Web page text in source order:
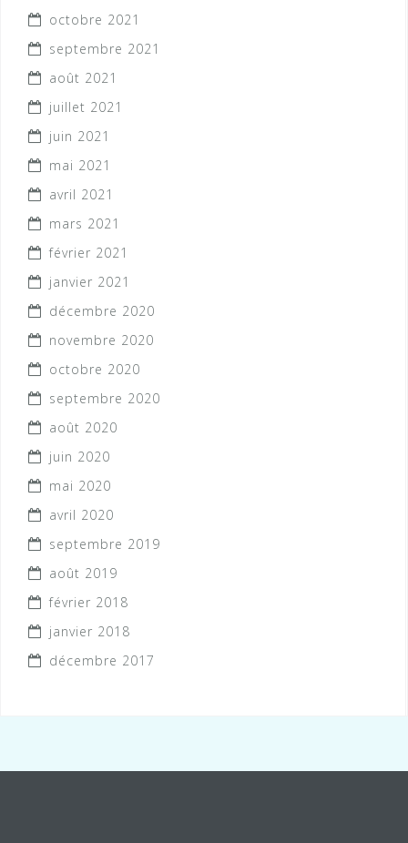
octobre 2021
septembre 2021
août 2021
juillet 2021
juin 2021
mai 2021
avril 2021
mars 2021
février 2021
janvier 2021
décembre 2020
novembre 2020
octobre 2020
septembre 2020
août 2020
juin 2020
mai 2020
avril 2020
septembre 2019
août 2019
février 2018
janvier 2018
décembre 2017